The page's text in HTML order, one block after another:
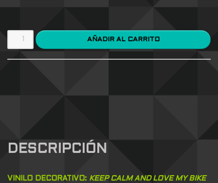
AÑADIR AL CARRITO
DESCRIPCIÓN
VINILO DECORATIVO: KEEP CALM AND LOVE MY BIKE